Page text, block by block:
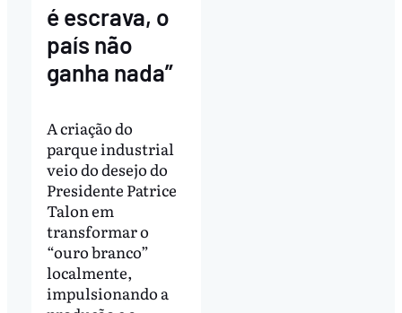
é escrava, o
país não
ganha nada”
A criação do
parque industrial
veio do desejo do
Presidente Patrice
Talon em
transformar o
“ouro branco”
localmente,
impulsionando a